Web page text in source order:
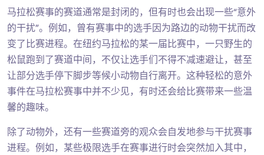
马拉松赛事的赛道通常是封闭的，但有时也会出现一些“意外
的干扰”。例如，曾有赛事中的选手因为路边的动物干扰而改
变了比赛进程。在纽约马拉松的某一届比赛中，一只野生的
松鼠跑到了赛道中间，不仅让选手们不得不减速避让，甚至
让部分选手停下脚步等候小动物自行离开。这种轻松的意外
事件在马拉松赛事中并不少见，有时还会给比赛带来一些温
馨的趣味。
除了动物外，还有一些赛道旁的观众会自发地参与干扰赛事
进程。例如，某些极限选手在赛事进行时会突然加入其中，